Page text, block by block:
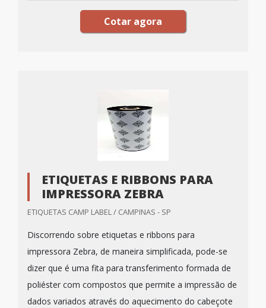
Cotar agora
ETIQUETAS E RIBBONS PARA
IMPRESSORA ZEBRA
ETIQUETAS CAMP LABEL / CAMPINAS - SP
Discorrendo sobre etiquetas e ribbons para
impressora Zebra, de maneira simplificada, pode-se
dizer que é uma fita para transferimento formada de
poliéster com compostos que permite a impressão de
dados variados através do aquecimento do cabeçote